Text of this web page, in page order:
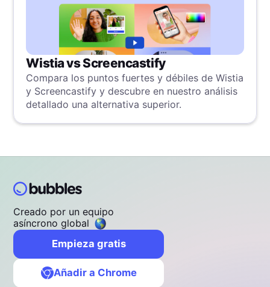
Wistia vs Screencastify
Compara los puntos fuertes y débiles de Wistia
y Screencastify y descubre en nuestro análisis
detallado una alternativa superior.
Creado por un equipo
asíncrono global
Empieza gratis
Añadir a Chrome